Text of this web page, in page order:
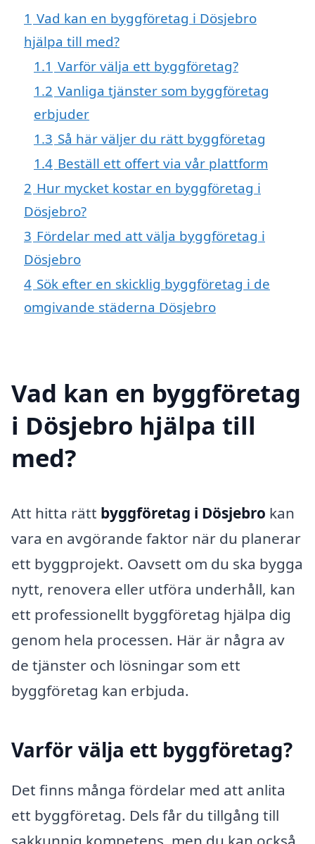
1 Vad kan en byggföretag i Dösjebro
hjälpa till med?
1.1 Varför välja ett byggföretag?
1.2 Vanliga tjänster som byggföretag
erbjuder
1.3 Så här väljer du rätt byggföretag
1.4 Beställ ett offert via vår plattform
2 Hur mycket kostar en byggföretag i
Dösjebro?
3 Fördelar med att välja byggföretag i
Dösjebro
4 Sök efter en skicklig byggföretag i de
omgivande städerna Dösjebro
Vad kan en byggföretag
i Dösjebro hjälpa till
med?
Att hitta rätt byggföretag i Dösjebro kan
vara en avgörande faktor när du planerar
ett byggprojekt. Oavsett om du ska bygga
nytt, renovera eller utföra underhåll, kan
ett professionellt byggföretag hjälpa dig
genom hela processen. Här är några av
de tjänster och lösningar som ett
byggföretag kan erbjuda.
Varför välja ett byggföretag?
Det finns många fördelar med att anlita
ett byggföretag. Dels får du tillgång till